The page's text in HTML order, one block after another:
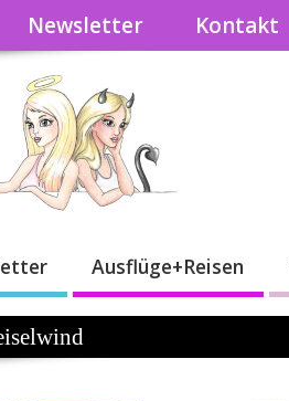
Newsletter Kontakt
Ausflüge+Reisen